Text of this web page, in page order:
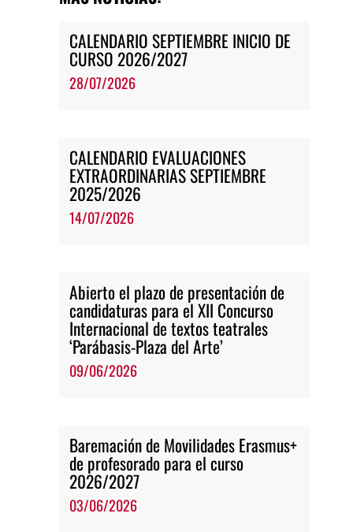
CALENDARIO SEPTIEMBRE INICIO DE
CURSO 2026/2027
28/07/2026
CALENDARIO EVALUACIONES
EXTRAORDINARIAS SEPTIEMBRE
2025/2026
14/07/2026
Abierto el plazo de presentación de
candidaturas para el XII Concurso
Internacional de textos teatrales
‘Parábasis-Plaza del Arte’
09/06/2026
Baremación de Movilidades Erasmus+
de profesorado para el curso
2026/2027
03/06/2026